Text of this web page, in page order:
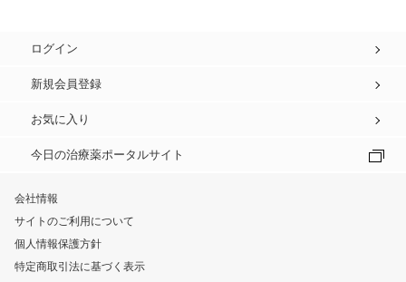
ログイン
新規会員登録
お気に入り
今日の治療薬ポータルサイト
会社情報
サイトのご利用について
個人情報保護方針
特定商取引法に基づく表示